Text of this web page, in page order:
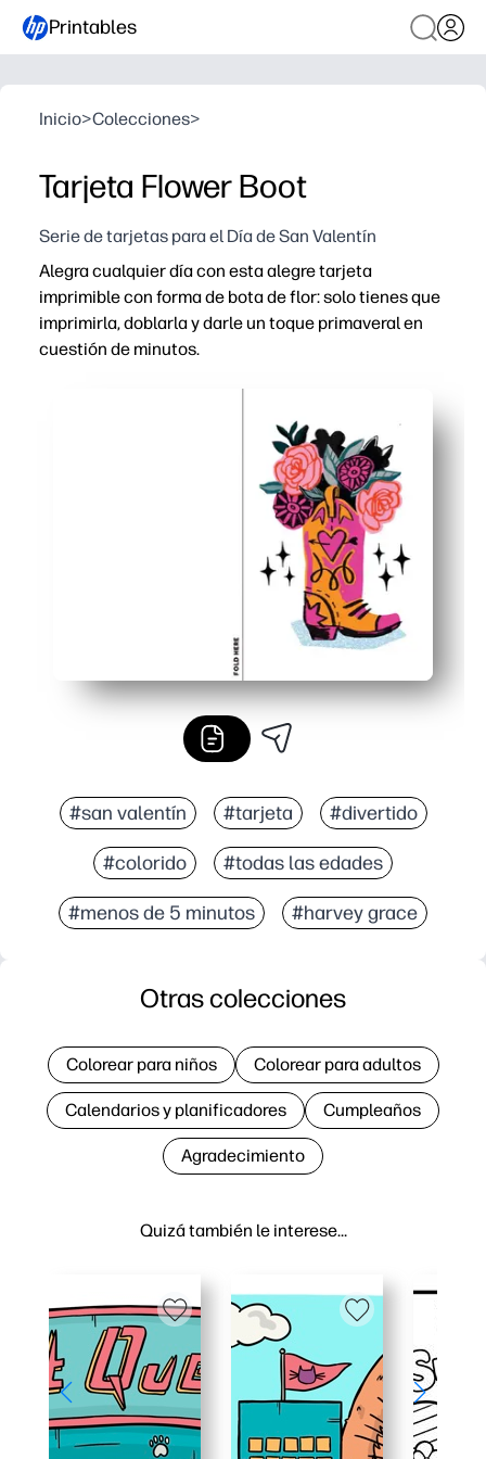
Printables
Inicio>Colecciones>
Tarjeta Flower Boot
Serie de tarjetas para el Día de San Valentín
Alegra cualquier día con esta alegre tarjeta
imprimible con forma de bota de flor: solo tienes que
imprimirla, doblarla y darle un toque primaveral en
cuestión de minutos.
Apto para niños y listo para el aula: invite a los niños
Versátil para agradecimientos, cumpleaños,
Ilustraciones nítidas y de alta calidad, diseñadas
#san valentín #tarjeta #divertido
#colorido #todas las edades
#menos de 5 minutos #harvey grace
Quizá también le interese…
Otras colecciones
Colorear para niños Colorear para adultos
Calendarios y planificadores Cumpleaños
Agradecimiento